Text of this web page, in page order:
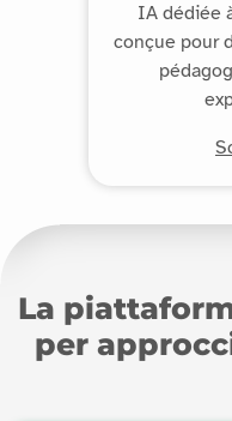
IA dédiée
conçue pour
La
per